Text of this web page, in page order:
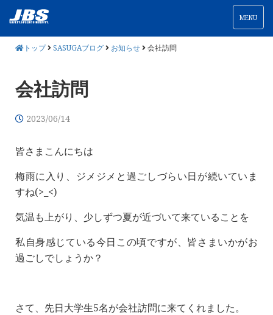
MENU
トップ SASUGAブログ お知らせ 会社訪問
会社訪問
2023/06/14
皆さまこんにちは
梅雨に入り、ジメジメと過ごしづらい日が続いていま
すね(>_<)
気温も上がり、少しずつ夏が近づいて来ていることを
私自身感じている今日この頃ですが、皆さまいかがお
過ごしでしょうか？
さて、先日大学生5名が会社訪問に来てくれました。